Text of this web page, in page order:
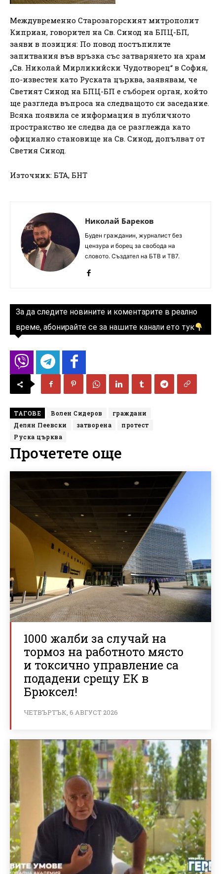
Междувременно Старозагорският митрополит
Киприан, говорител на Св. Синод на БПЦ-БП,
заяви в позиция: По повод постъпилите
запитвания във връзка със затварянето на храм
„Св. Николай Мирликийски Чудотворец“ в София,
по-известен като Руската църква, заявявам, че
Светият Синод на БПЦ-БП е съборен орган, който
ще разгледа въпроса на следващото си заседание.
Всяка появила се информация в публичното
пространство не следва да се разглежда като
официално становище на Св. Синод, допълват от
Светия Синод.
Източник: БТА, БНТ
Николай Бареков
Буден гражданин, журналист без
цензура и борец за свобода на
словото. Създател на БТВ и ТВ7.
За да следите новините и коментарите в реално
време, абонирайте се за нашите канали ето тук
ТАГОВЕ Волен Сидеров
граждани
Делян Пеевски
затворена
протест
Руска църква
Прочетете още
1000 жалби за случай на
тормоз на работното място
и токсично управление са
подадени срещу ЕК в
Брюксел!
ЧЕТВЪРТЪК, 6 АВГУСТ 2026